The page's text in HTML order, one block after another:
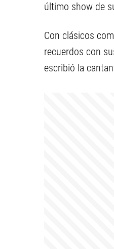
último show de
Con clásicos
recuerdos con
escribió la